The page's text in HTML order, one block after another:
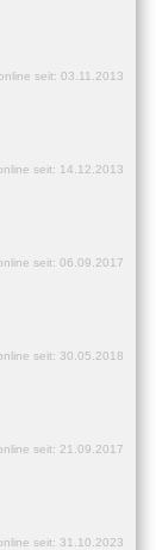
seit: 03.11.2013
seit: 14.12.2013
seit: 06.09.2017
seit: 30.05.2018
seit: 21.09.2017
seit: 31.10.2023